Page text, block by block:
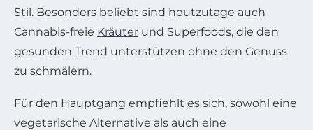
Stil. Besonders beliebt sind heutzutage auch
Cannabis-freie Kräuter und Superfoods, die den
gesunden Trend unterstützen ohne den Genuss
zu schmälern.
Für den Hauptgang empfiehlt es sich, sowohl eine
vegetarische Alternative als auch eine